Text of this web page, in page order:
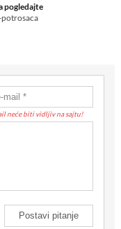
pogledajte
neće biti vidljiv na sajtu!